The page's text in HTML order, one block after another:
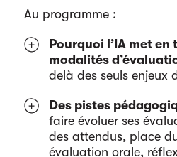
Au programme :
Pourquoi l’IA met en
modalités
delà des seuls enjeux
Des pistes
faire évoluer ses
des attendus, place
évaluation orale,